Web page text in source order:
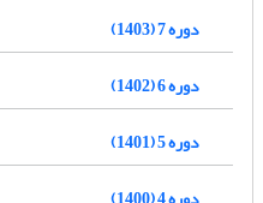
دوره 7 (1403)
دوره 6 (1402)
دوره 5 (1401)